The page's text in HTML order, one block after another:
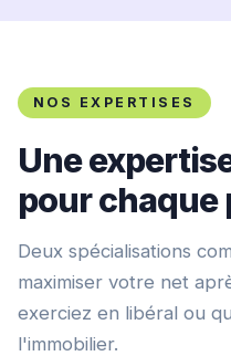
NOS EXPERTISES
Une
pour chaque
Deux spécialisations
maximiser votre net
exerciez en libéral ou
l'immobilier.